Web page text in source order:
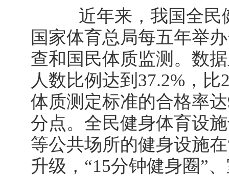
近年来，我国全民
国家体育总局每五年举
查和国民体质监测。数
人数比例达到37.2%，
体质测定标准的合格率
分点。全民健身体育设
等公共场所的健身设施
升级，“15分钟健身圈”